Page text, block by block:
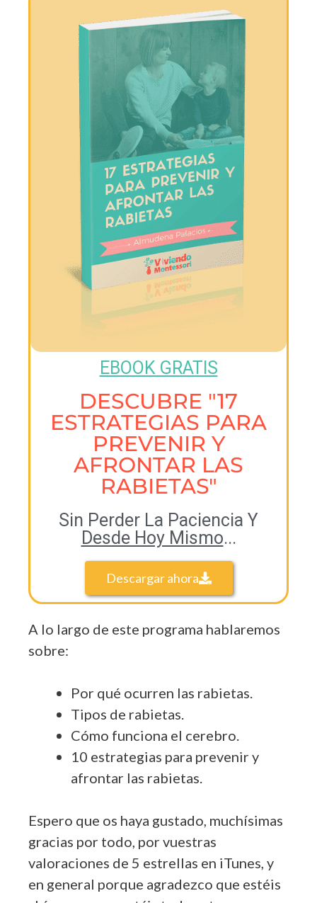
EBOOK GRATIS
DESCUBRE "17
ESTRATEGIAS PARA
PREVENIR Y
AFRONTAR LAS
RABIETAS"
Sin Perder La Paciencia Y
Desde Hoy Mismo...
Descargar ahora
A lo largo de este programa hablaremos
sobre:
Por qué ocurren las rabietas.
Tipos de rabietas.
Cómo funciona el cerebro.
10 estrategias para prevenir y
afrontar las rabietas.
Espero que os haya gustado, muchísimas
gracias por todo, por vuestras
valoraciones de 5 estrellas en iTunes, y
en general porque agradezco que estéis